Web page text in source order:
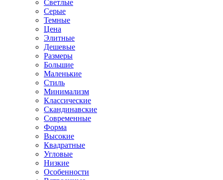
Светлые
Серые
Темные
Цена
Элитные
Дешевые
Размеры
Большие
Маленькие
Стиль
Минимализм
Классические
Скандинавские
Современные
Форма
Высокие
Квадратные
Угловые
Низкие
Особенности